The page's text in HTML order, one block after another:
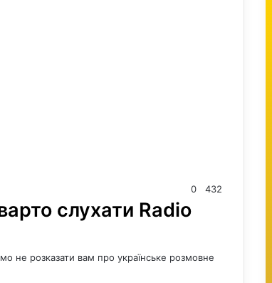
0 432
слухати Radio
не розказати вам про українське розмовне